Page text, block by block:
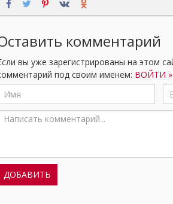
комментарий
вы уже зарегистрированы на этом
под своим именем: ВОЙТИ »